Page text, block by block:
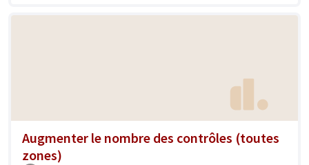
Augmenter le nombre des contrôles (toutes
zones)